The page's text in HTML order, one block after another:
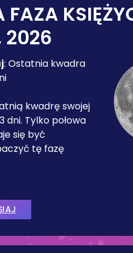
FAZA
2026
: Ostatnia kwadra
kwadrę swojej
Tylko połowa
się być
tę fazę